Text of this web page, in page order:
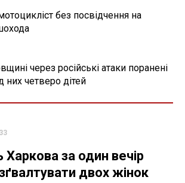
без посвідчення на
через російські атаки поранені
четверо дітей
за один вечір
двох жінок